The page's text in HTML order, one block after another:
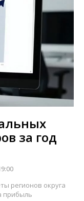
за год
регионов округа
прибыль